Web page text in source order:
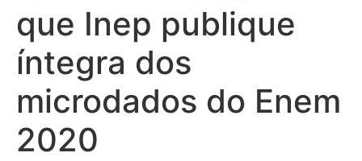
que Inep publique
íntegra dos
microdados do Enem
2020